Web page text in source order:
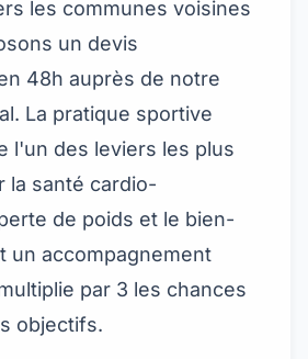
les communes voisines
un devis
48h auprès de notre
La pratique sportive
l'un des leviers les plus
la santé cardio-
de poids et le bien-
un accompagnement
par 3 les chances
objectifs.